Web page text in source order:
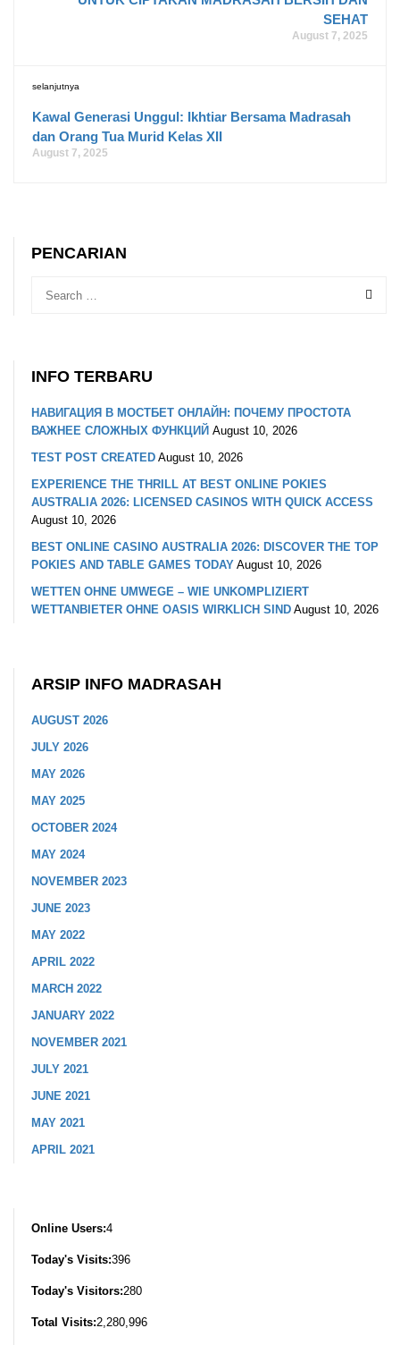
SEHAT
August 7, 2025
selanjutnya
Kawal Generasi Unggul: Ikhtiar Bersama Madrasah
dan Orang Tua Murid Kelas XII
August 7, 2025
PENCARIAN
INFO TERBARU
НАВИГАЦИЯ В МОСТБЕТ ОНЛАЙН: ПОЧЕМУ ПРОСТОТА
ВАЖНЕЕ СЛОЖНЫХ ФУНКЦИЙ August 10, 2026
TEST POST CREATED August 10, 2026
EXPERIENCE THE THRILL AT BEST ONLINE POKIES
AUSTRALIA 2026: LICENSED CASINOS WITH QUICK ACCESS
August 10, 2026
BEST ONLINE CASINO AUSTRALIA 2026: DISCOVER THE TOP
POKIES AND TABLE GAMES TODAY August 10, 2026
WETTEN OHNE UMWEGE – WIE UNKOMPLIZIERT
WETTANBIETER OHNE OASIS WIRKLICH SIND August 10, 2026
ARSIP INFO MADRASAH
AUGUST 2026
JULY 2026
MAY 2026
MAY 2025
OCTOBER 2024
MAY 2024
NOVEMBER 2023
JUNE 2023
MAY 2022
APRIL 2022
MARCH 2022
JANUARY 2022
NOVEMBER 2021
JULY 2021
JUNE 2021
MAY 2021
APRIL 2021
Online Users:4
Today's Visits:396
Today's Visitors:280
Total Visits:2,280,996